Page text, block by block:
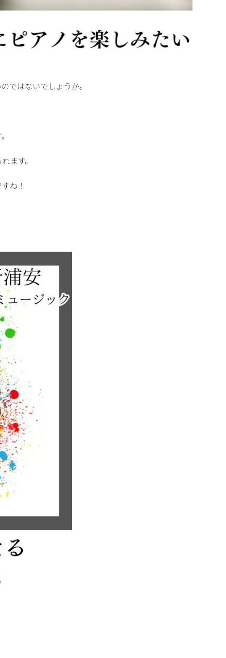
ではないでしょうか。
ます。
ね！